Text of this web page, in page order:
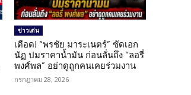
ข่าวเด่น
เดือด! “พรชัย มาระเนตร์” ซัดเอก
นัฏ ปมราคาน้ำมัน ก่อนลั่นถึง “ลอรี่
พงศ์พล” อย่าดูถูกคนเคยร่วมงาน
กรกฎาคม 28, 2026